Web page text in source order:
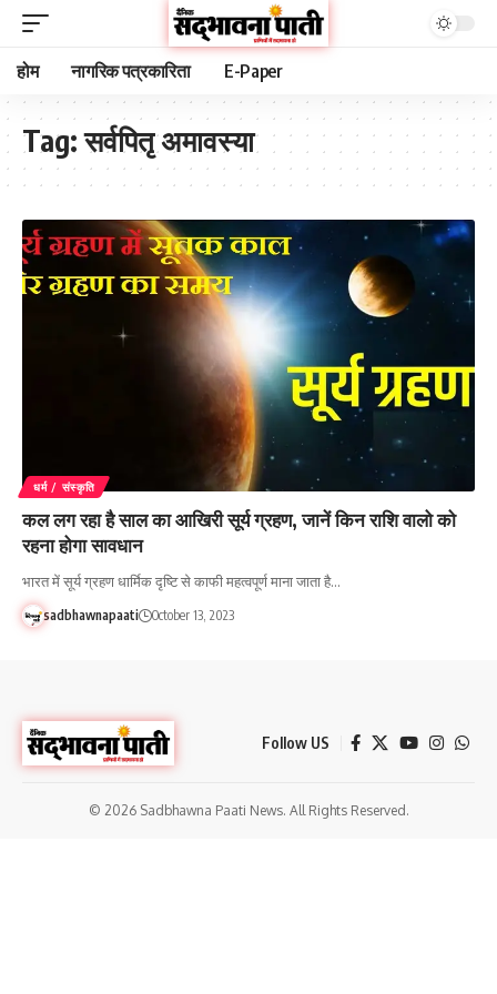
होम नागरिक पत्रकारिता E-Paper
Tag:सर्वपितृ अमावस्या
धर्म / संस्कृति
कल लग रहा है साल का आखिरी सूर्य ग्रहण, जानें किन राशि वालो को
रहना होगा सावधान
भारत में सूर्य ग्रहण धार्मिक दृष्टि से काफी महत्वपूर्ण माना जाता है…
sadbhawnapaati October 13, 2023
Follow US
© 2026 Sadbhawna Paati News. All Rights Reserved.